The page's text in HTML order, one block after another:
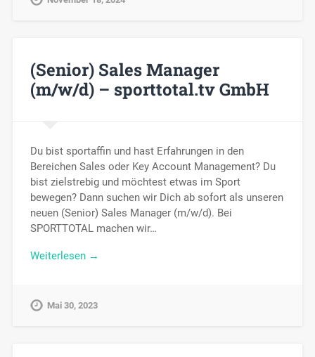
(Senior) Sales Manager
(m/w/d) – sporttotal.tv GmbH
Du bist sportaffin und hast Erfahrungen in den
Bereichen Sales oder Key Account Management? Du
bist zielstrebig und möchtest etwas im Sport
bewegen? Dann suchen wir Dich ab sofort als unseren
neuen (Senior) Sales Manager (m/w/d). Bei
SPORTTOTAL machen wir…
Weiterlesen →
Mai 30, 2023